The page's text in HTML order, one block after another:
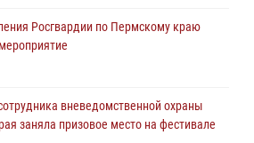
Росгвардии по Пермскому краю
вневедомственной охраны
заняла призовое место на фестивале